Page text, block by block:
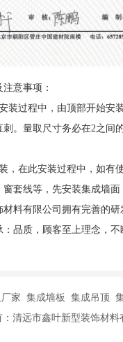
意事项：
装过程中，由顶部开始安
。量取尺寸务必在2之间
，在此安装过程中，如有
套线等，先安装集成墙面
料有限公司拥有完善的研
品质，顾客至上理念，不
厂家 集成墙板 集成吊顶
：清远市鑫叶新型装饰材料